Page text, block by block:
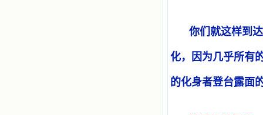
你们就这样到
化，因为几乎所有
的化身者登台露面